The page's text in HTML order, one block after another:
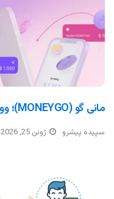
مانی گو (MONEYGO)؛ ووچر و راهکار پرداخت ارزی
سپیده پیشرو ژوئن 25, 2026